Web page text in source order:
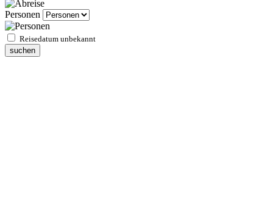
Personen
Reisedatum unbekannt
suchen